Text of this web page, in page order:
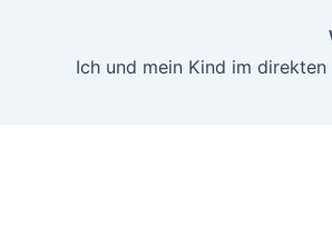
Ich und mein Kind im direkten